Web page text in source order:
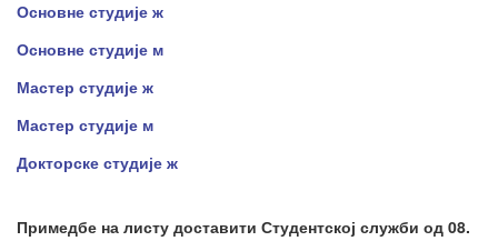
Основне студије ж
Основне студије м
Мастер студије ж
Мастер студије м
Докторске студије ж
Примедбе на листу доставити Студентској служби од 08.